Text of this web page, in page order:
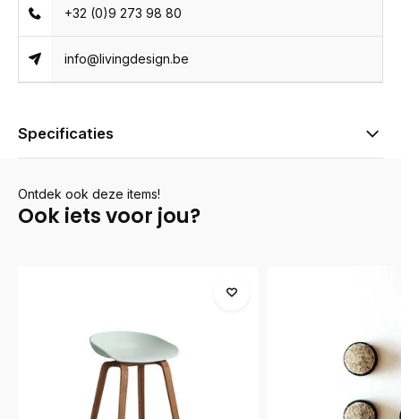
+32 (0)9 273 98 80
info@livingdesign.be
Specificaties
Ontdek ook deze items!
Ook iets voor jou?